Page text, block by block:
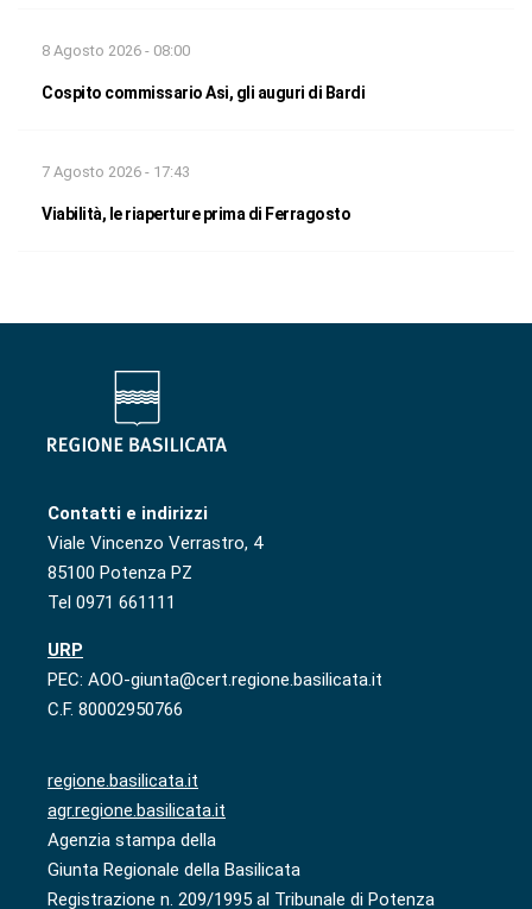
8 Agosto 2026 - 08:00
Cospito commissario Asi, gli auguri di Bardi
7 Agosto 2026 - 17:43
Viabilità, le riaperture prima di Ferragosto
Contatti e indirizzi
Viale Vincenzo Verrastro, 4
85100 Potenza PZ
Tel 0971 661111
URP
PEC: AOO-giunta@cert.regione.basilicata.it
C.F. 80002950766
regione.basilicata.it
agr.regione.basilicata.it
Agenzia stampa della
Giunta Regionale della Basilicata
Registrazione n. 209/1995 al Tribunale di Potenza